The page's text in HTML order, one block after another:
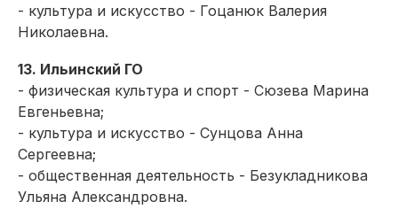
- культура и искусство - Гоцанюк Валерия
Николаевна.
13. Ильинский ГО
- физическая культура и спорт - Сюзева Марина
Евгеньевна;
- культура и искусство - Сунцова Анна
Сергеевна;
- общественная деятельность - Безукладникова
Ульяна Александровна.